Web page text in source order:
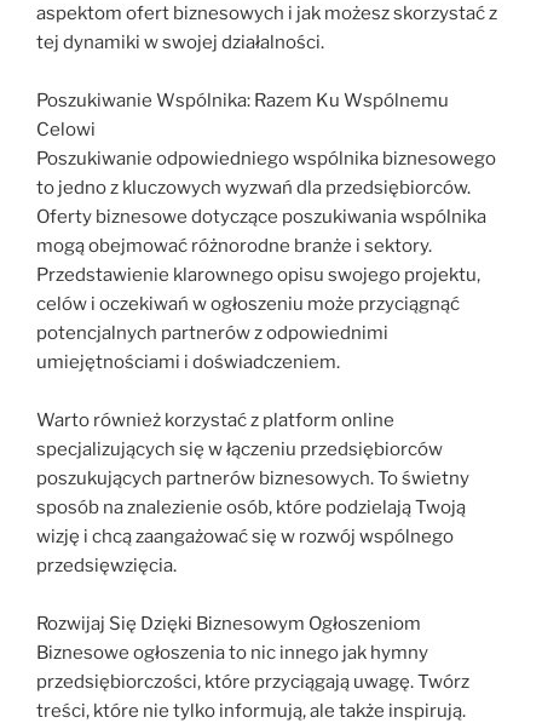
aspektom ofert biznesowych i jak możesz skorzystać z
tej dynamiki w swojej działalności.
Poszukiwanie Wspólnika: Razem Ku Wspólnemu
Celowi
Poszukiwanie odpowiedniego wspólnika biznesowego
to jedno z kluczowych wyzwań dla przedsiębiorców.
Oferty biznesowe dotyczące poszukiwania wspólnika
mogą obejmować różnorodne branże i sektory.
Przedstawienie klarownego opisu swojego projektu,
celów i oczekiwań w ogłoszeniu może przyciągnąć
potencjalnych partnerów z odpowiednimi
umiejętnościami i doświadczeniem.
Warto również korzystać z platform online
specjalizujących się w łączeniu przedsiębiorców
poszukujących partnerów biznesowych. To świetny
sposób na znalezienie osób, które podzielają Twoją
wizję i chcą zaangażować się w rozwój wspólnego
przedsięwzięcia.
Rozwijaj Się Dzięki Biznesowym Ogłoszeniom
Biznesowe ogłoszenia to nic innego jak hymny
przedsiębiorczości, które przyciągają uwagę. Twórz
treści, które nie tylko informują, ale także inspirują.